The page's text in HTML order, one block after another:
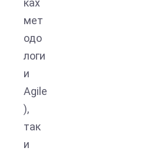
ках
мет
одо
логи
и
Agile
),
так
и